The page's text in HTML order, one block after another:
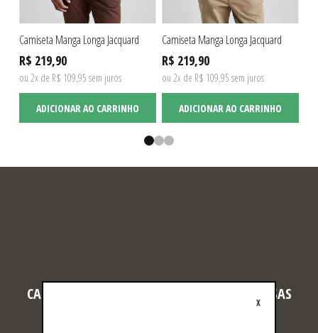
Camiseta Manga Longa Jacquard
R$ 219,90
ou 2x de R$ 109,95 sem juros
ADICIONAR AO CARRINHO
Camiseta Manga Longa Jacquard
R$ 219,90
ou 2x de R$ 109,95 sem juros
ADICIONAR AO CARRINHO
CADASTRE-SE E FIQUE POR DENTRO DAS NOSSAS
X